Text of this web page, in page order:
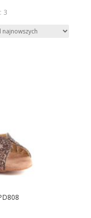
3Posortowane
najnowszych